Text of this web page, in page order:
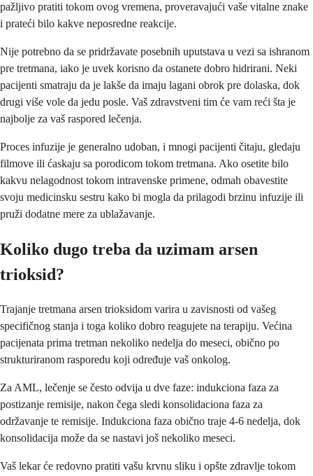
pažljivo pratiti tokom ovog vremena, proveravajući vaše vitalne znake
i prateći bilo kakve neposredne reakcije.
Nije potrebno da se pridržavate posebnih uputstava u vezi sa ishranom
pre tretmana, iako je uvek korisno da ostanete dobro hidrirani. Neki
pacijenti smatraju da je lakše da imaju lagani obrok pre dolaska, dok
drugi više vole da jedu posle. Vaš zdravstveni tim će vam reći šta je
najbolje za vaš raspored lečenja.
Proces infuzije je generalno udoban, i mnogi pacijenti čitaju, gledaju
filmove ili ćaskaju sa porodicom tokom tretmana. Ako osetite bilo
kakvu nelagodnost tokom intravenske primene, odmah obavestite
svoju medicinsku sestru kako bi mogla da prilagodi brzinu infuzije ili
pruži dodatne mere za ublažavanje.
Koliko dugo treba da uzimam arsen
trioksid?
Trajanje tretmana arsen trioksidom varira u zavisnosti od vašeg
specifičnog stanja i toga koliko dobro reagujete na terapiju. Većina
pacijenata prima tretman nekoliko nedelja do meseci, obično po
strukturiranom rasporedu koji određuje vaš onkolog.
Za AML, lečenje se često odvija u dve faze: indukciona faza za
postizanje remisije, nakon čega sledi konsolidaciona faza za
održavanje te remisije. Indukciona faza obično traje 4-6 nedelja, dok
konsolidacija može da se nastavi još nekoliko meseci.
Vaš lekar će redovno pratiti vašu krvnu sliku i opšte zdravlje tokom